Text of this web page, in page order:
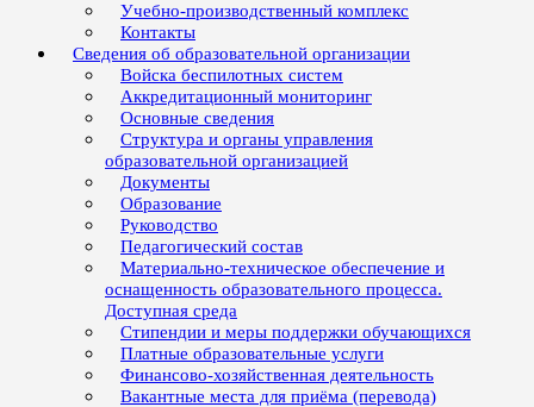
Учебно-производственный комплекс
Контакты
Сведения об образовательной организации
Войска беспилотных систем
Аккредитационный мониторинг
Основные сведения
Структура и органы управления
образовательной организацией
Документы
Образование
Руководство
Педагогический состав
Материально-техническое обеспечение и
оснащенность образовательного процесса.
Доступная среда
Стипендии и меры поддержки обучающихся
Платные образовательные услуги
Финансово-хозяйственная деятельность
Вакантные места для приёма (перевода)